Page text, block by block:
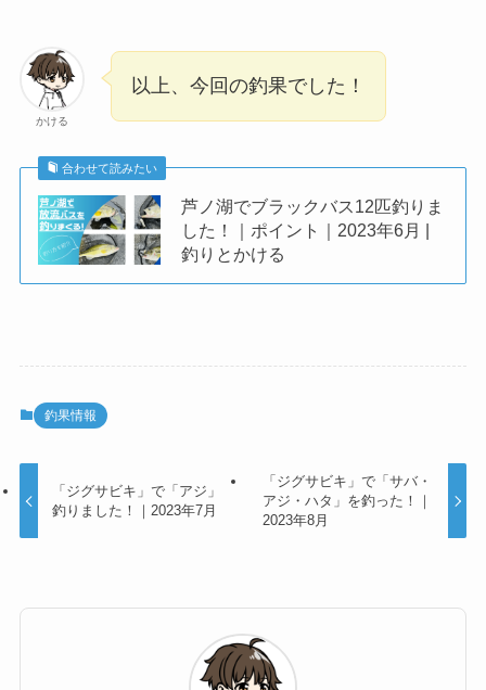
かける
以上、今回の釣果でした！
合わせて読みたい
芦ノ湖でブラックバス12匹釣りま
した！｜ポイント｜2023年6月 |
釣りとかける
釣果情報
「ジグサビキ」で「アジ」
釣りました！｜2023年7月
「ジグサビキ」で「サバ・
アジ・ハタ」を釣った！｜
2023年8月